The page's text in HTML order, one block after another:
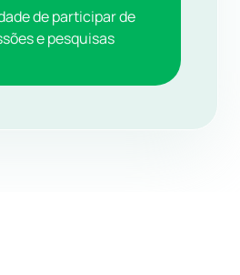
de participar de
e pesquisas